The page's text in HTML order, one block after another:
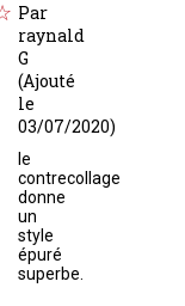
Par
raynald
G
(Ajouté
le
03/07/2020)
le
contrecollage
donne
un
style
épuré
superbe.